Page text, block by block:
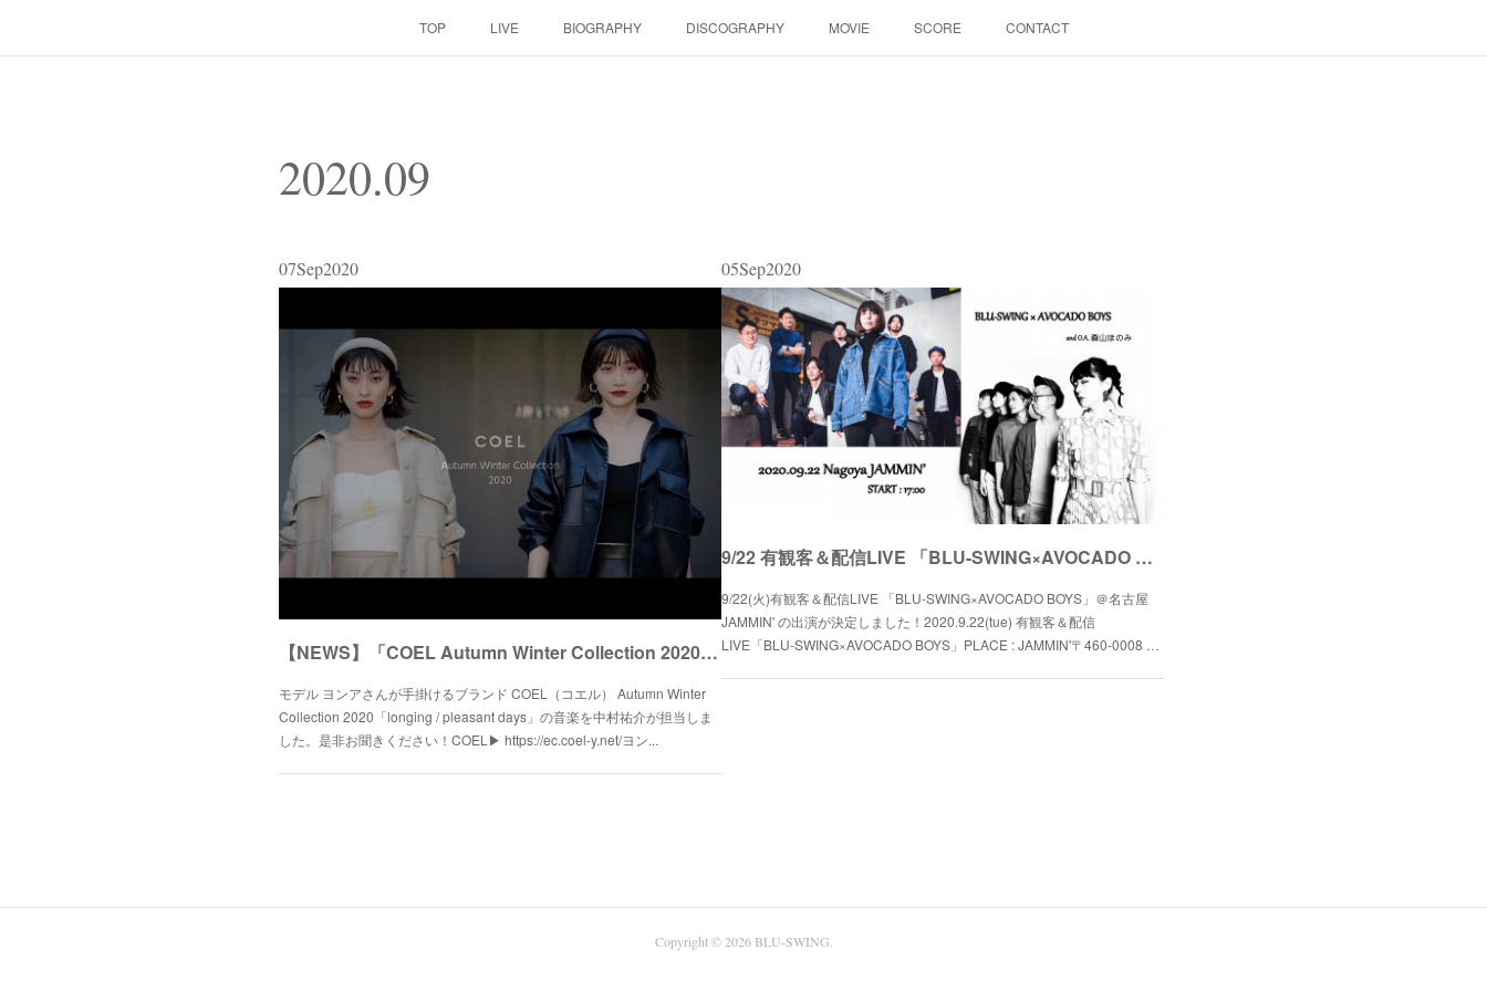
TOP LIVE BIOGRAPHY DISCOGRAPHY MOVIE SCORE CONTACT
2020.09
07Sep2020
【NEWS】「COEL Autumn Winter Collection 2020」の音楽を担当！
モデル ヨンアさんが手掛けるブランド COEL（コエル） Autumn Winter
Collection 2020「longing / pleasant days」の音楽を中村祐介が担当しま
した。是非お聞きください！COEL▶︎ https://ec.coel-y.net/ヨン...
05Sep2020
9/22 有観客＆配信LIVE 「BLU-SWING×AVOCADO BOYS」決定！
9/22(火)有観客＆配信LIVE 「BLU-SWING×AVOCADO BOYS」＠名古屋
JAMMIN' の出演が決定しました！2020.9.22(tue) 有観客＆配信
LIVE「BLU-SWING×AVOCADO BOYS」PLACE : JAMMIN'〒460-0008 …
Copyright © 2026 BLU-SWING